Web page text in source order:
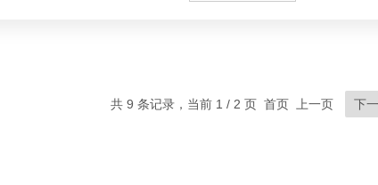
共 9 条记录，当前 1 / 2 页 首页 上一页 下